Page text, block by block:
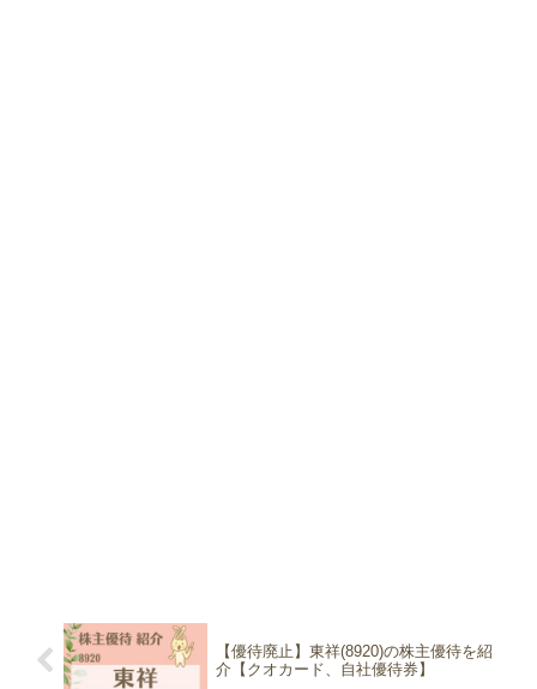
【優待廃止】東祥(8920)の株主優待を紹
介【クオカード、自社優待券】